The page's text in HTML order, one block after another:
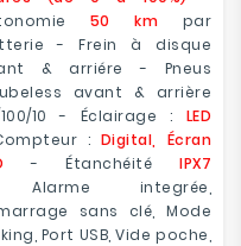
50 km par
- Frein à disque
& arriére - Pneus
avant & arrière
100/10 - Éclairage : LED
: Digital, Écran
- Étanchéité IPX7
integrée,
sans clé, Mode
Port USB, Vide poche,